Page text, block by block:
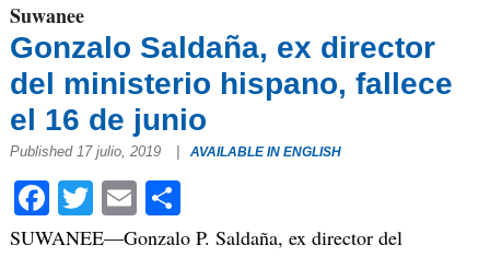
Suwanee
Gonzalo Saldaña, ex director
del ministerio hispano, fallece
el 16 de junio
Published 17 julio, 2019 AVAILABLE IN ENGLISH
Facebook
Twitter
EmailCompartir
SUWANEE—Gonzalo P. Saldaña, ex director del